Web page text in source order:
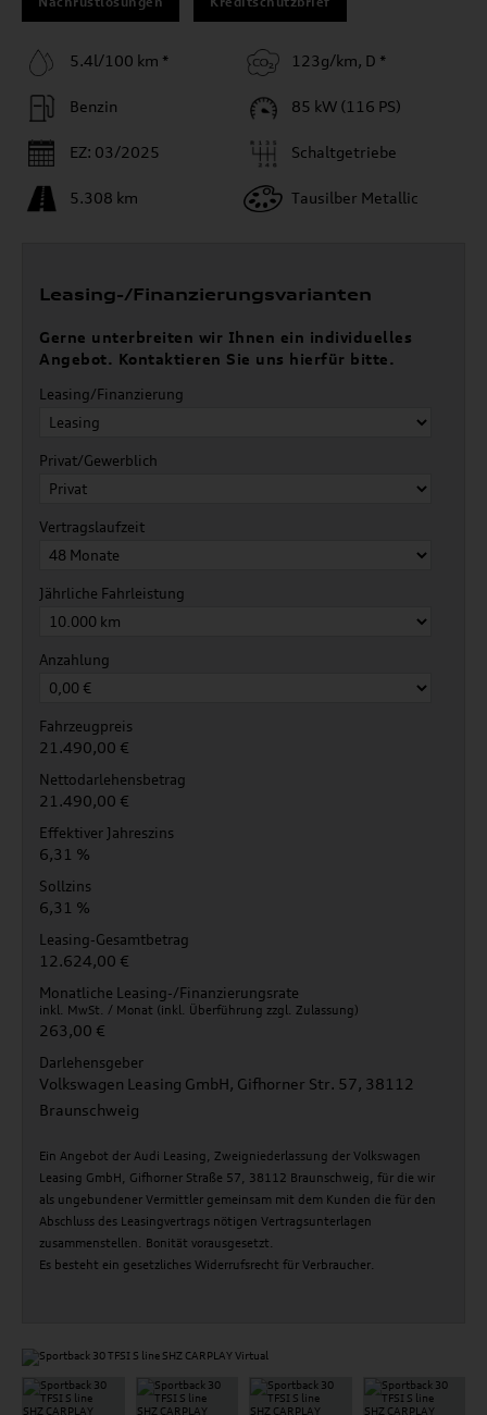
5.4l/100 km *
Benzin
EZ: 03/2025
5.308 km
123g/km, D *
85 kW (116 PS)
Schaltgetriebe
Tausilber Metallic
Leasing-/Finanzierungsvarianten
Gerne unterbreiten wir Ihnen ein individuelles
Angebot. Kontaktieren Sie uns hierfür bitte.
Leasing/Finanzierung
Privat/Gewerblich
Vertragslaufzeit
Jährliche Fahrleistung
Anzahlung
Fahrzeugpreis
21.490,00 €
Nettodarlehensbetrag
21.490,00 €
Effektiver Jahreszins
6,31 %
Sollzins
6,31 %
Leasing-Gesamtbetrag
12.624,00 €
Monatliche Leasing-/Finanzierungsrate
inkl. MwSt. / Monat (inkl. Überführung zzgl. Zulassung)
263,00 €
Darlehensgeber
Volkswagen Leasing GmbH, Gifhorner Str. 57, 38112
Braunschweig
Ein Angebot der Audi Leasing, Zweigniederlassung der Volkswagen
Leasing GmbH, Gifhorner Straße 57, 38112 Braunschweig, für die wir
als ungebundener Vermittler gemeinsam mit dem Kunden die für den
Abschluss des Leasingvertrags nötigen Vertragsunterlagen
zusammenstellen. Bonität vorausgesetzt.
Es besteht ein gesetzliches Widerrufsrecht für Verbraucher.